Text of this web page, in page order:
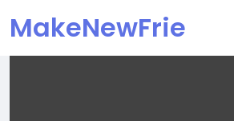
MakeNewFrie